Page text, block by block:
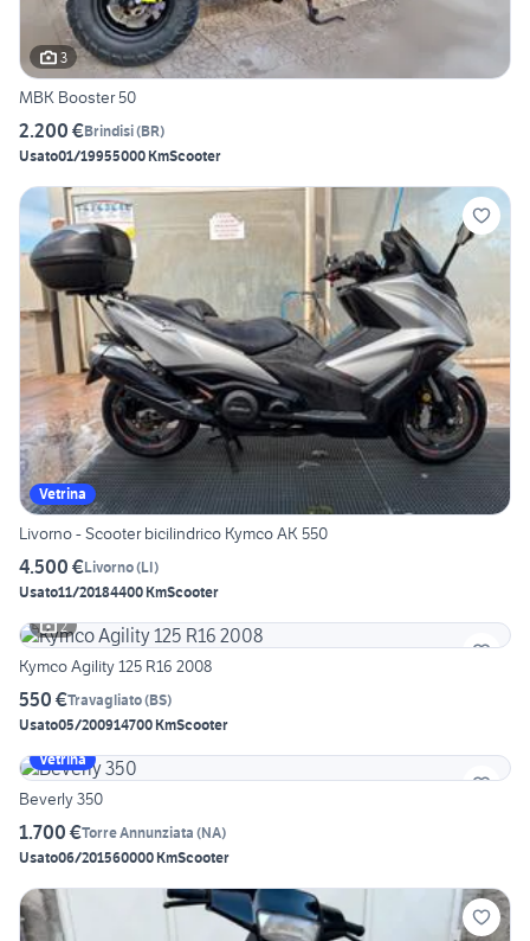
3
MBK Booster 50
2.200 €Brindisi(BR)
Usato01/19955000 KmScooter
Vetrina
Livorno - Scooter bicilindrico Kymco AK 550
4.500 €Livorno(LI)
Usato11/20184400 KmScooter
2
Kymco Agility 125 R16 2008
550 €Travagliato(BS)
Usato05/200914700 KmScooter
Vetrina
Beverly 350
1.700 €Torre Annunziata (NA)
Usato06/201560000 KmScooter